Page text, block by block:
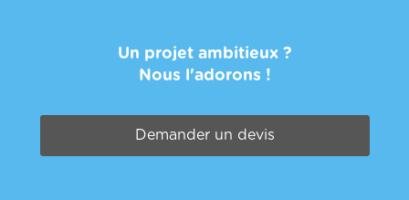
Un projet ambitieux ?
Nous l'adorons !
Demander un devis